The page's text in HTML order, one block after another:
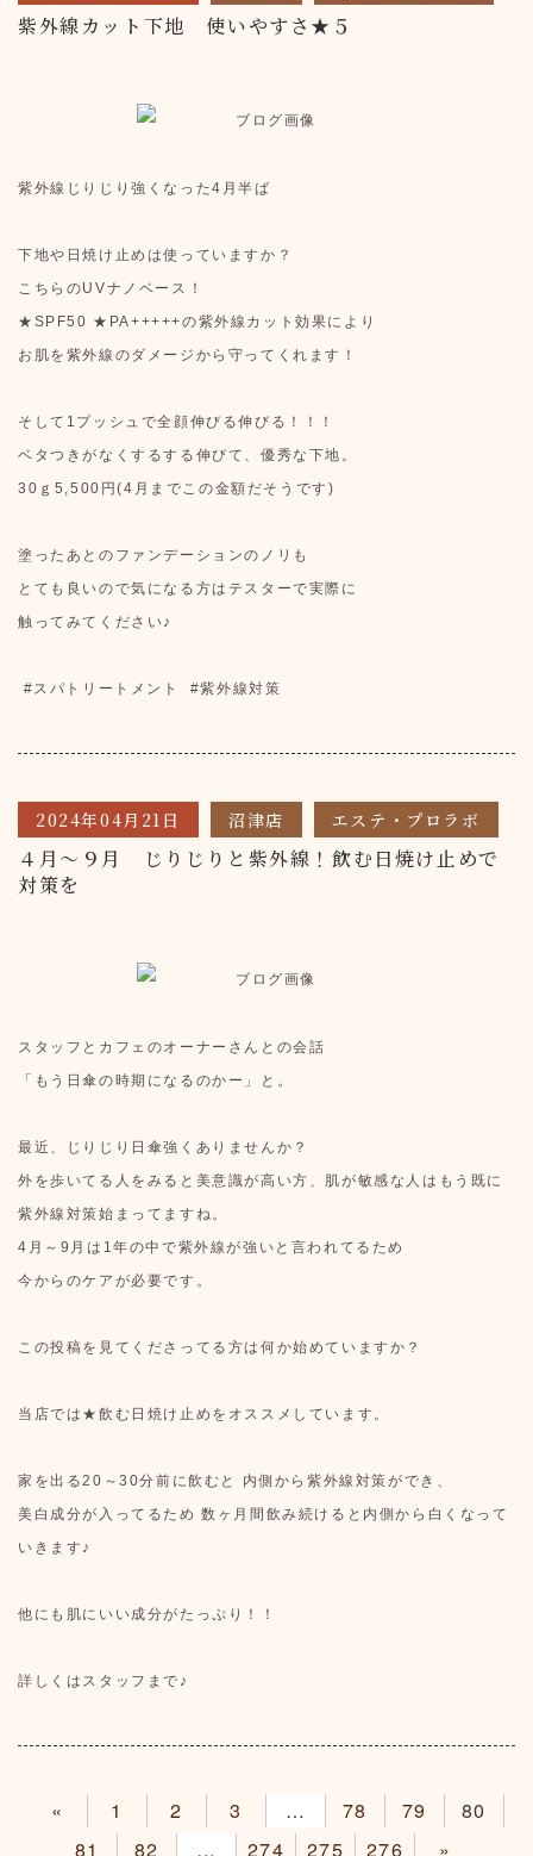
紫外線カット下地 使いやすさ★５
紫外線じりじり強くなった4月半ば
下地や日焼け止めは使っていますか？
こちらのUVナノベース！
★SPF50 ★PA+++++の紫外線カット効果により
お肌を紫外線のダメージから守ってくれます！
そして1プッシュで全顔伸びる伸びる！！！
ベタつきがなくするする伸びて、優秀な下地。
30ｇ5,500円(4月までこの金額だそうです)
塗ったあとのファンデーションのノリも
とても良いので気になる方はテスターで実際に
触ってみてください♪
#スパトリートメント #紫外線対策
2024年04月21日 沼津店 エステ・プロラボ
４月～９月 じりじりと紫外線！飲む日焼け止めで
対策を
スタッフとカフェのオーナーさんとの会話
「もう日傘の時期になるのかー」と。
最近、じりじり日傘強くありませんか？
外を歩いてる人をみると美意識が高い方、肌が敏感な人はもう既に
紫外線対策始まってますね。
4月～9月は1年の中で紫外線が強いと言われてるため
今からのケアが必要です。
この投稿を見てくださってる方は何か始めていますか？
当店では★飲む日焼け止めをオススメしています。
家を出る20～30分前に飲むと 内側から紫外線対策ができ、
美白成分が入ってるため 数ヶ月間飲み続けると内側から白くなって
いきます♪
他にも肌にいい成分がたっぷり！！
詳しくはスタッフまで♪
« 1 2 3 4 78 79
80
81
82 83 274 275 276 »